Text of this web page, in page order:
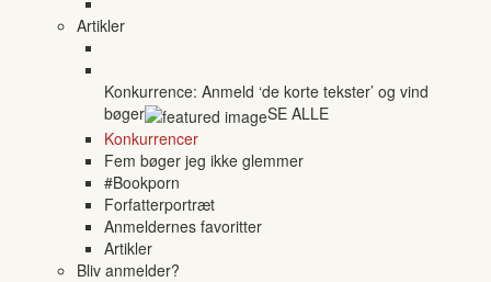
Artikler
Konkurrence: Anmeld ‘de korte tekster’ og vind
bøger
SE ALLE
Konkurrencer
Fem bøger jeg ikke glemmer
#Bookporn
Forfatterportræt
Anmeldernes favoritter
Artikler
Bliv anmelder?